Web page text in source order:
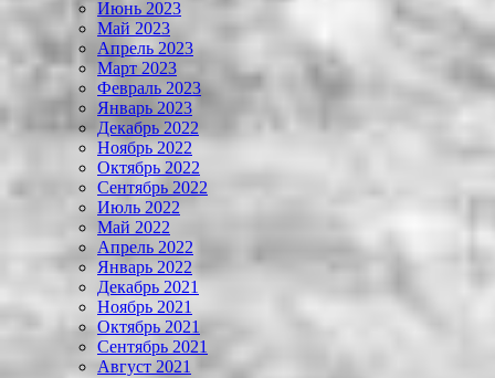
Июнь 2023
Май 2023
Апрель 2023
Март 2023
Февраль 2023
Январь 2023
Декабрь 2022
Ноябрь 2022
Октябрь 2022
Сентябрь 2022
Июль 2022
Май 2022
Апрель 2022
Январь 2022
Декабрь 2021
Ноябрь 2021
Октябрь 2021
Сентябрь 2021
Август 2021